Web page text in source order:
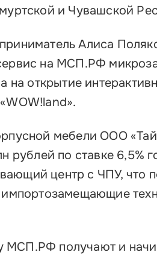
и Чувашской
Алиса
на МСП.РФ
на открытие
мебели ООО
рублей по ставке 6,5%
центр с ЧПУ, что
МСП.РФ получают и